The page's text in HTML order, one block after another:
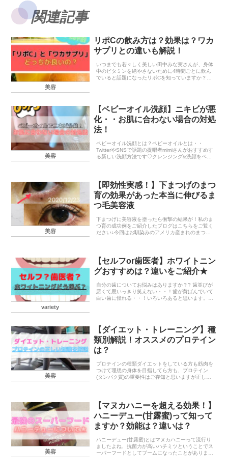
関連記事
美容
リポCの飲み方は？効果は？ワカ
サプリとの違いも解説！
いつまでも若々しく美しい田中みな実さんが、身体
中のビタミンを絶やさないために4時間ごとに飲ん
でいると話題になったリポCを知っていますか？リ
美容
【ベビーオイル洗顔】ニキビが悪
化・・お肌に合わない場合の対処
法！
ベビーオイル洗顔とは？ベビーオイルとは・・
TwitterやSNSで話題の提唱者mimiさんがおすすめす
る新しい洗顔方法です♡クレンジング&洗顔をベビ
美容
【即効性実感！】下まつげのまつ
育の効果があった本当に伸びるま
つ毛美容液
下まつげに美容液を塗ったら衝撃の結果が！私のま
つ育の成功例をご紹介したブログはこちらをご覧く
ださい↓今回はお馴染みのアメリカ産まれのまつげ
variety
【セルフor歯医者】ホワイトニン
グおすすめは？違いをご紹介★
自分の歯についてお悩みはありますか？? 歯並びが
悪くて思いっきり笑えない・・！歯が黄ばんでいて
白い歯に憧れる・・！いろいろあると思います。私
美容
【ダイエット・トレーニング】種
類別解説！オススメのプロテイン
は？
プロテインの種類ダイエットをしている方も筋肉を
つけて理想の身体を目指してら方も、プロテイン
(タンパク質)の重要性はご存知と思いますが正しい
美容
【マヌカハニーを超える効果！】
ハニーデュー(甘露蜜)って知って
ますか？効能は？違いは？
ハニーデュー(甘露蜜)とはマヌカハニーって流行り
ましたよね、抗菌力が高いハチミツということでス
ーパーフードとしてブームになったことがありまし